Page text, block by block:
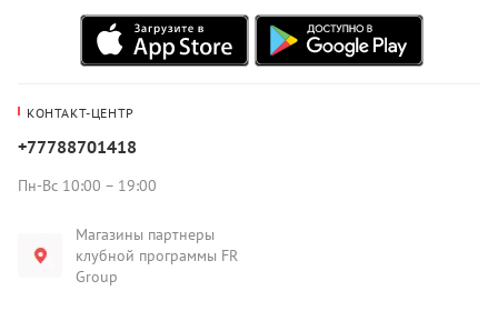
КОНТАКТ-ЦЕНТР
+77788701418
Пн-Вс 10:00 – 19:00
Магазины партнеры
клубной программы FR
Group